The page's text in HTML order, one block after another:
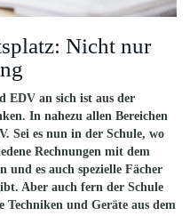
Nicht nur
EDV an sich ist aus der
In nahezu allen Bereichen
Sei es nun in der Schule, wo
Rechnungen mit dem
und es auch spezielle Fächer
Aber auch fern der Schule
Techniken und Geräte aus dem